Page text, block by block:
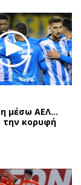
μέσω ΑΕΛ…
την κορυφή